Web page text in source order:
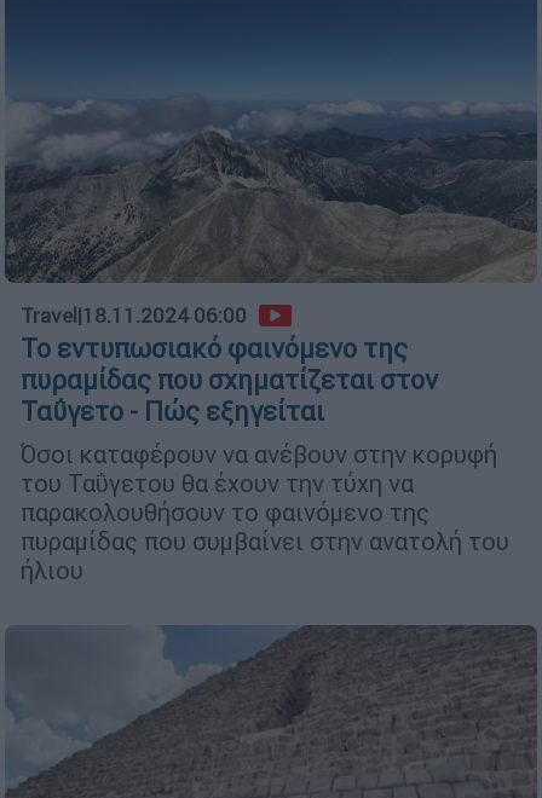
Travel|18.11.2024 06:00
Το εντυπωσιακό φαινόμενο της
πυραμίδας που σχηματίζεται στον
Ταΰγετο - Πώς εξηγείται
Όσοι καταφέρουν να ανέβουν στην κορυφή
του Ταΰγετου θα έχουν την τύχη να
παρακολουθήσουν το φαινόμενο της
πυραμίδας που συμβαίνει στην ανατολή του
ήλιου